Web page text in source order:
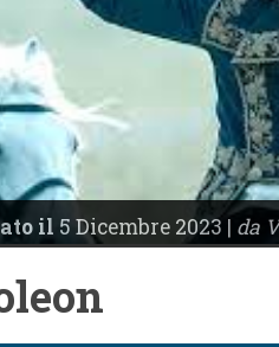
il 5 Dicembre 2023 | da